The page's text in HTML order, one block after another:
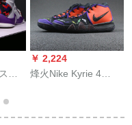
キ
ジ
稲
￥ 2,224
烽火Nike Kyrie 4
CI 0278-800煙台倉庫